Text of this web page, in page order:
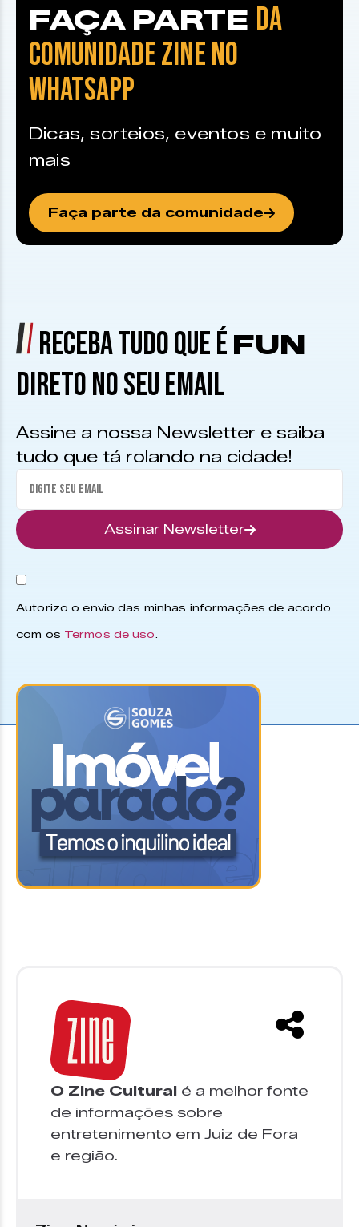
FAÇA PARTE DA
COMUNIDADE ZINE NO
WHATSAPP
Dicas, sorteios, eventos e muito
mais
Faça parte da comunidade
RECEBA TUDO QUE É FUN
DIRETO NO SEU EMAIL
Assine a nossa Newsletter e saiba
tudo que tá rolando na cidade!
Assinar Newsletter
Autorizo o envio das minhas informações de acordo
com os Termos de uso.
O Zine Cultural é a melhor fonte
de informações sobre
entretenimento em Juiz de Fora
e região.